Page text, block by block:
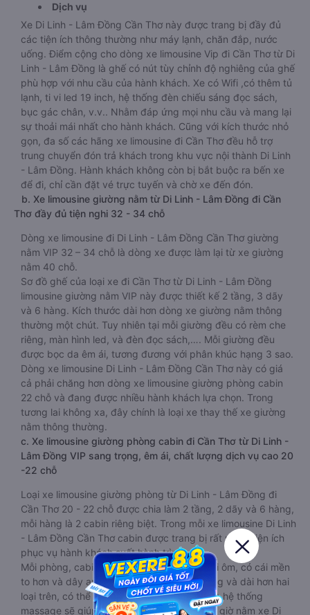
Dịch vụ
Xe Di Linh - Lâm Đồng Cần Thơ này được trang bị đầy đủ
các tiện ích thông thường như máy lạnh, chăn đắp, nước
uống. Điểm cộng cho dòng xe limousine Vip đi Cần Thơ từ Di
Linh - Lâm Đồng là ghế có nút tùy chỉnh độ nghiêng của ghế
phù hợp với nhu cầu của hành khách. Xe có Wifi ,có thêm tủ
lạnh, ti vi led 19 inch, hệ thống đèn chiếu sáng đọc sách,
bục gác chân, v.v.. Nhằm đáp ứng mọi nhu cầu và mang lại
sự thoải mái nhất cho hành khách. Cũng với kích thước nhỏ
gọn, đa số các hãng xe limousine đi Cần Thơ đều hỗ trợ
trung chuyển đón trả khách trong khu vực nội thành Di Linh
- Lâm Đồng. Hành khách không còn bị bắt buộc ra bến xe
để đi, chỉ cần đặt vé trực tuyến và chờ xe đến đón.
b. Xe limousine giường nằm từ Di Linh - Lâm Đồng đi Cần
Thơ đầy đủ tiện nghi 32 - 34 chỗ
Dòng xe limousine đi Di Linh - Lâm Đồng Cần Thơ giường
nằm VIP 32 – 34 chỗ là dòng xe được làm lại từ xe giường
nằm 40 chỗ.
Sơ đồ ghế của loại xe đi Cần Thơ từ Di Linh - Lâm Đồng
limousine giường nằm VIP này được thiết kế 2 tầng, 3 dãy
và 6 hàng. Kích thước dài hơn dòng xe giường nằm thông
thường một chút. Tuy nhiên tại mỗi giường đều có rèm che
riêng, màn hình led, và đèn đọc sách,…. Mỗi giường đều
được bọc da êm ái, tương đương với phân khúc hạng 3 sao.
Dòng xe limousine Di Linh - Lâm Đồng Cần Thơ này có giá
cả phải chăng hơn dòng xe limousine giường phòng cabin
22 chỗ và đang được nhiều hành khách lựa chọn. Trong
tương lai không xa, đây chính là loại xe thay thế xe giường
nằm thông thường.
c. Xe limousine giường phòng cabin đi Cần Thơ từ Di Linh -
Lâm Đồng VIP sang trọng, êm ái, chất lượng dịch vụ cao 20
-22 chỗ
Loại xe limousine giường phòng từ Di Linh - Lâm Đồng đi
Cần Thơ 20 - 22 chỗ được chia làm 2 tầng, 2 dãy và 6 hàng,
mỗi hàng là 2 cabin riêng biệt. Trong mỗi xe limousine Di Linh
- Lâm Đồng Cần Thơ cabin được trang bị rất nhiều tiện ích
phục vụ hành khách suốt hành trình.
Mỗi phòng, cabin đều có gối nằm rời, có gối ôm, có cái mền
to hơn và dây an toàn seat belt. Giường rộng và dài hơn hai
loại trên, có thể lăn lộn thoải mái. Đặc biệt là hệ thống
massage sẽ giúp bạn thư giãn trong những giờ nằm xe Di